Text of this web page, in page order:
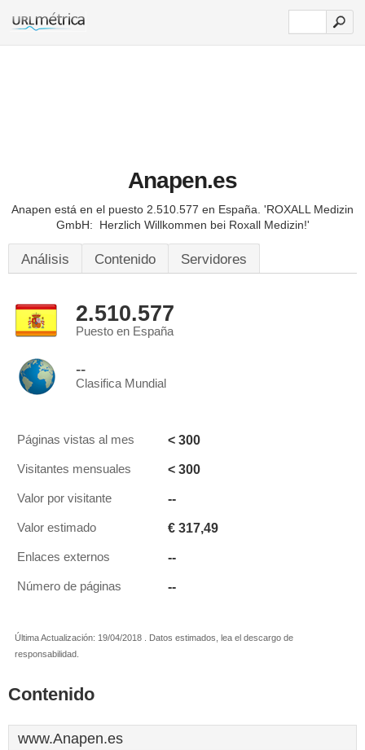
Anapen.es
Anapen está en el puesto 2.510.577 en España. 'ROXALL Medizin
GmbH: Herzlich Willkommen bei Roxall Medizin!'
Análisis Contenido Servidores
2.510.577
Puesto en España
--
Clasifica Mundial
Páginas vistas al mes < 300
Visitantes mensuales < 300
Valor por visitante --
Valor estimado € 317,49
Enlaces externos --
Número de páginas --
Última Actualización: 19/04/2018 . Datos estimados, lea el descargo de
responsabilidad.
Contenido
www.Anapen.es